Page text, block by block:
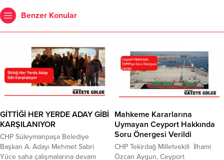
Benzer Konular
GİTTİĞİ HER YERDE ADAY GİBİ
KARŞILANIYOR
CHP Süleymanpaşa Belediye
Başkan A. Adayı Mehmet Sabri
Yüce saha çalışmalarına devam
Mahkeme Kararlarına
Uymayan Ceyport Hakkında
Soru Önergesi Verildi
CHP Tekirdağ Milletvekili İlhami
Özcan Aygun, Ceyport